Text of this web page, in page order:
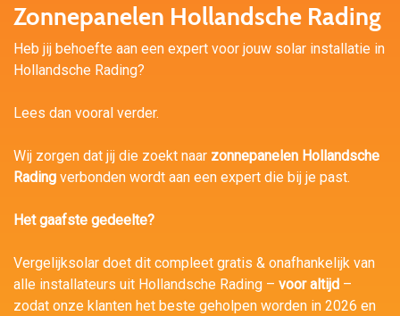
Zonnepanelen Hollandsche Rading
Heb jij behoefte aan een expert voor jouw solar installatie in
Hollandsche Rading?
Lees dan vooral verder.
Wij zorgen dat jij die zoekt naar zonnepanelen Hollandsche
Rading verbonden wordt aan een expert die bij je past.
Het gaafste gedeelte?
Vergelijksolar doet dit compleet gratis & onafhankelijk van
alle installateurs uit Hollandsche Rading – voor altijd –
zodat onze klanten het beste geholpen worden in 2026 en